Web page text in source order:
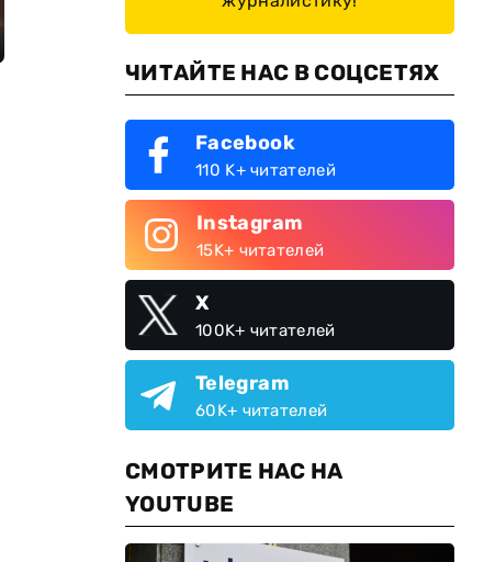
ЧИТАЙТЕ НАС В СОЦСЕТЯХ
Facebook
110 K+ читателей
Instagram
15K+ читателей
X
100K+ читателей
Telegram
60K+ читателей
СМОТРИТЕ НАС НА
YOUTUBE